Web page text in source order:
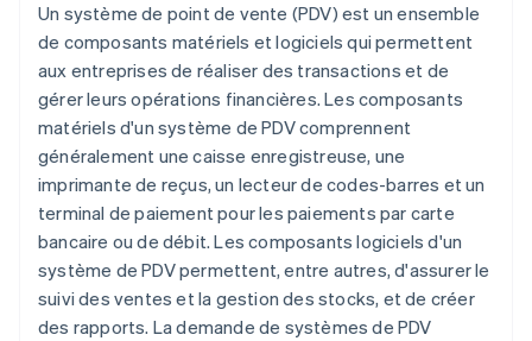
Un système de point de vente (PDV) est un ensemble
de composants matériels et logiciels qui permettent
aux entreprises de réaliser des transactions et de
gérer leurs opérations financières. Les composants
matériels d'un système de PDV comprennent
généralement une caisse enregistreuse, une
imprimante de reçus, un lecteur de codes-barres et un
terminal de paiement pour les paiements par carte
bancaire ou de débit. Les composants logiciels d'un
système de PDV permettent, entre autres, d'assurer le
suivi des ventes et la gestion des stocks, et de créer
des rapports. La demande de systèmes de PDV